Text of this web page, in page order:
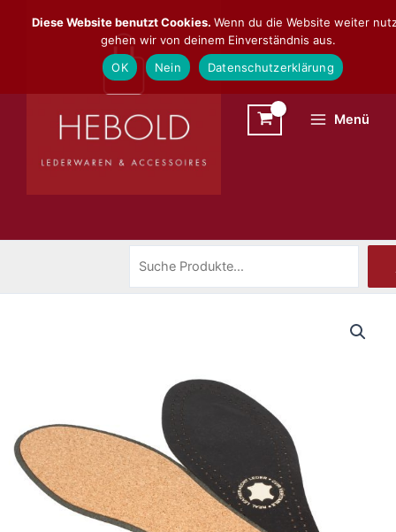
Inhalt
Menü
Diese Website benutzt Cookies. Wenn du die Website weiter
gehen wir von deinem Einverständnis aus.
OK
Nein Datenschutzerklärung